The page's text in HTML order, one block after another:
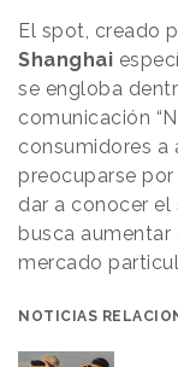
El spot, creado
Shanghai
se engloba
comunicación
consumidores a
preocuparse
dar a conocer el
busca
mercado
NOTICIAS